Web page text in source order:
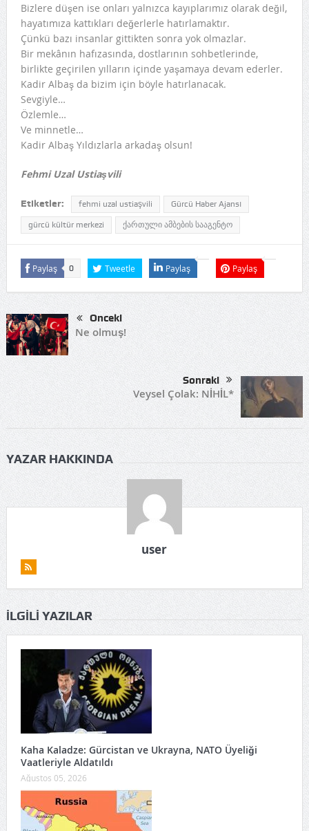
Bizlere düşen ise onları yalnızca kayıplarımız olarak değil,
hayatımıza kattıkları değerlerle hatırlamaktır.
Çünkü bazı insanlar gittikten sonra yok olmazlar.
Bir mekânın hafızasında, dostlarının sohbetlerinde,
birlikte geçirilen yılların içinde yaşamaya devam ederler.
Kadir Albaş da bizim için böyle hatırlanacak.
Sevgiyle…
Özlemle…
Ve minnetle…
Kadir Albaş Yıldızlarla arkadaş olsun!
Fehmi Uzal Ustiaşvili
Etiketler: fehmi uzal ustiaşvili Gürcü Haber Ajansı
gürcü kültür merkezi ქართული ამბების სააგენტო
Paylaş 0 Tweetle Paylaş Paylaş
Önceki
Ne olmuş!
Sonraki
Veysel Çolak: NİHİL*
YAZAR HAKKINDA
user
İLGILI YAZILAR
Kaha Kaladze: Gürcistan ve Ukrayna, NATO Üyeliği
Vaatleriyle Aldatıldı
Ağustos 05, 2026